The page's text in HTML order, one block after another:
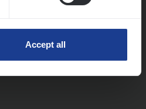
Accept all